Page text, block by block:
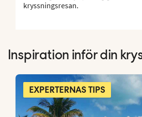
kryssningsresan.
Inspiration inför din
EXPERTERNAS TIPS